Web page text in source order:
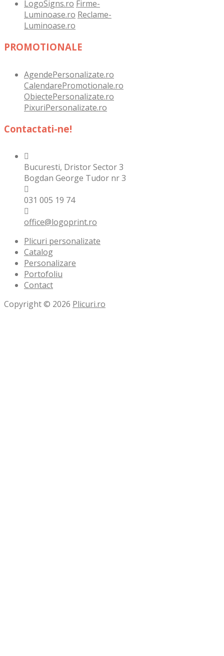
LogoSigns.ro Firme-
Luminoase.ro Reclame-
Luminoase.ro
PROMOTIONALE
AgendePersonalizate.ro
CalendarePromotionale.ro
ObiectePersonalizate.ro
PixuriPersonalizate.ro
Contactati-ne!
Bucuresti, Dristor Sector 3
Bogdan George Tudor nr 3
031 005 19 74
office@logoprint.ro
Plicuri personalizate
Catalog
Personalizare
Portofoliu
Contact
Copyright © 2026 Plicuri.ro